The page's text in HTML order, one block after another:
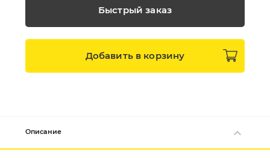
Быстрый заказ
Добавить в корзину
Описание